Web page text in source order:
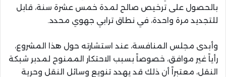
بالحصول على ترخيص صالح لمدة خمس عشرة سنة، قابل
للتجديد مرة واحدة، في نطاق ترابي جهوي محدد.
وأبدى مجلس المنافسة، عند استشارته حول هذا المشروع،
رأياً غير موافق، خصوصاً بسبب الاحتكار الممنوح لمدبر شبكة
النقل، معتبراً أن ذلك قد يهدد تنويع وسائل النقل وحرية